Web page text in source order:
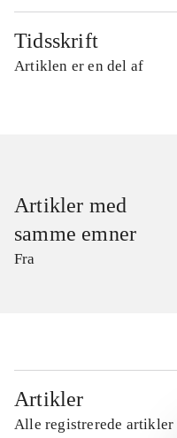
Tidsskrift
Artiklen er en del af
Artikler med
samme emner
Fra
Artikler
Alle registrerede artikler